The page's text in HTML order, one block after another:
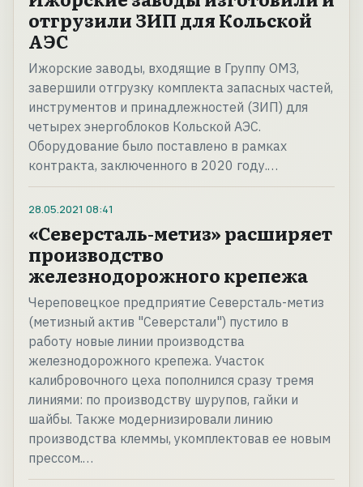
отгрузили ЗИП для Кольской
АЭС
Ижорские заводы, входящие в Группу ОМЗ,
завершили отгрузку комплекта запасных частей,
инструментов и принадлежностей (ЗИП) для
четырех энергоблоков Кольской АЭС.
Оборудование было поставлено в рамках
контракта, заключенного в 2020 году.…
28.05.2021 08:41
«Северсталь-метиз» расширяет
производство
железнодорожного крепежа
Череповецкое предприятие Северсталь-метиз
(метизный актив "Северстали") пустило в
работу новые линии производства
железнодорожного крепежа. Участок
калибровочного цеха пополнился сразу тремя
линиями: по производству шурупов, гайки и
шайбы. Также модернизировали линию
производства клеммы, укомплектовав ее новым
прессом.…